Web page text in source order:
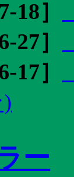
18］
27］
17］
ー